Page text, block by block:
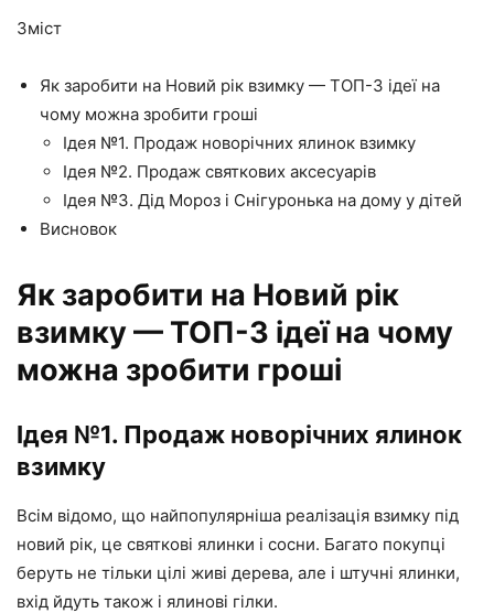
Зміст
Як заробити на Новий рік взимку — ТОП-3 ідеї на
чому можна зробити гроші
Ідея №1. Продаж новорічних ялинок взимку
Ідея №2. Продаж святкових аксесуарів
Ідея №3. Дід Мороз і Снігуронька на дому у дітей
Висновок
Як заробити на Новий рік
взимку — ТОП-3 ідеї на чому
можна зробити гроші
Ідея №1. Продаж новорічних ялинок
взимку
Всім відомо, що найпопулярніша реалізація взимку під
новий рік, це святкові ялинки і сосни. Багато покупці
беруть не тільки цілі живі дерева, але і штучні ялинки,
вхід йдуть також і ялинові гілки.